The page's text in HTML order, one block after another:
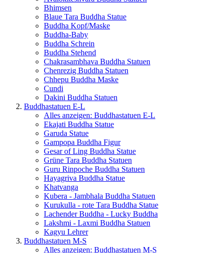
Bhimsen
Blaue Tara Buddha Statue
Buddha Kopf/Maske
Buddha-Baby
Buddha Schrein
Buddha Stehend
Chakrasambhava Buddha Statuen
Chenrezig Buddha Statuen
Chhepu Buddha Maske
Cundi
Dakini Buddha Statuen
Buddhastatuen E-L
Alles anzeigen: Buddhastatuen E-L
Ekajati Buddha Statue
Garuda Statue
Gampopa Buddha Figur
Gesar of Ling Buddha Statue
Grüne Tara Buddha Statuen
Guru Rinpoche Buddha Statuen
Hayagriva Buddha Statue
Khatvanga
Kubera - Jambhala Buddha Statuen
Kurukulla - rote Tara Buddha Statue
Lachender Buddha - Lucky Buddha
Lakshmi - Laxmi Buddha Statuen
Kagyu Lehrer
Buddhastatuen M-S
Alles anzeigen: Buddhastatuen M-S